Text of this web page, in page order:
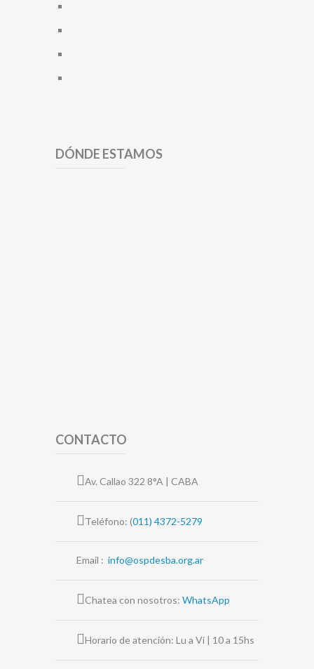
DÓNDE ESTAMOS
CONTACTO
Av. Callao 322 8°A | CABA
Teléfono: (011) 4372-5279
Email : info@ospdesba.org.ar
Chatea con nosotros: WhatsApp
Horario de atención: Lu a Vi | 10 a 15hs